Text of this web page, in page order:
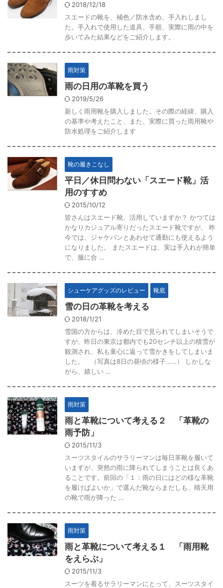
2018/12/18
スエードの靴を、補色／防水含め、手入れしまし
た。手入れで使用した道具、手順、実際に雨の中を
歩いてみた結果などをご紹介します。
雨対策
雨の日用の革靴を買う
2019/5/26
新しく雨用靴を購入しました。その際の経緯、購入
の基準や考えたこと、また、実際に買った雨用靴や
防水処理をご紹介します
靴の履きこなし
平日／休日問わない「スエード靴」活
用のすすめ
2015/10/12
皆さんはスエード靴、活用していますか？ かつては
かなりカジュアル寄りだったスエード靴ですが、 昨
今では、ジャケパンとあわせて通勤にも使えるよう
になりました。 またスエードは、実は手入れが簡単
で、服に合 …
シューケアグッズのレビュー 靴底
雪の日の革靴を考える
2018/1/21
雪国の方からは、冷めた目で見られてしまいそうで
すが、昨日の東京は都内でも20センチ以上の積雪が
観測され、私も童心に返って雪かきをしてしまいま
した。 （写真は8日の昼頃の様子……） しかしな
がら、嬉しい …
雨対策
雨と革靴について考える２ 「革靴の
雨予防」
2015/11/3
スーツスタイルのサラリーマンは毎日革靴を履いて
いますが、突然の雨に降られてしまうことは良くあ
ることです。前回の「１：雨の日にはどの様な革靴
を履けばよいか」で選んだ靴ならまだしも、晴天用
の靴で雨が降った …
雨対策
雨と革靴について考える１ 「雨用靴
をえらぶ」
2015/11/3
スーツを着るサラリーマンにとって、スーツスタイ